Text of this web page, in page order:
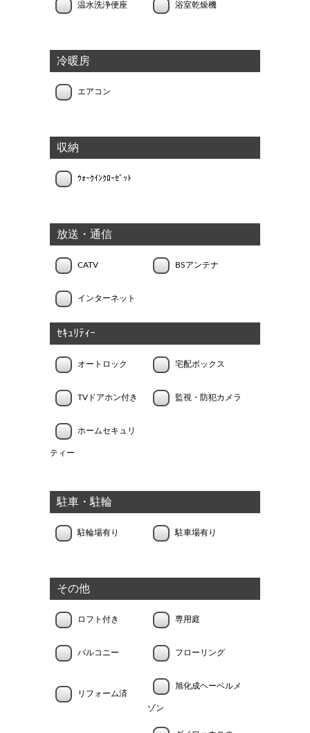
温水洗浄便座 浴室乾燥機
冷暖房
エアコン
収納
ｳｫｰｸｲﾝｸﾛｰｾﾞｯﾄ
放送・通信
CATV BSアンテナ
インターネット
ｾｷｭﾘﾃｨｰ
オートロック 宅配ボックス
TVドアホン付き 監視・防犯カメラ
ホームセキュリ
ティー
駐車・駐輪
駐輪場有り 駐車場有り
その他
ロフト付き 専用庭
バルコニー フローリング
リフォーム済
旭化成ヘーベルメ
ゾン